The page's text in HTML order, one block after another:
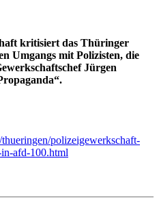
kritisiert das Thüringer
Umgangs mit Polizisten, die
Jürgen
polizeigewerkschaft-
afd-100.html